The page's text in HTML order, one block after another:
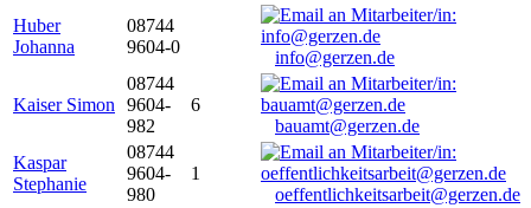
Huber
Johanna
08744
9604-0
info@gerzen.de
Kaiser Simon
08744
9604-
982
6
bauamt@gerzen.de
Kaspar
Stephanie
08744
9604-
980
1
oeffentlichkeitsarbeit@gerzen.de